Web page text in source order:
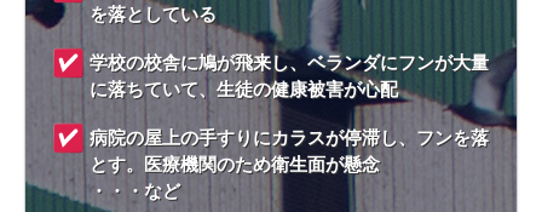
を落としている
学校の校舎に鳩が飛来し、ベランダにフンが大量
に落ちていて、生徒の健康被害が心配
病院の屋上の手すりにカラスが停滞し、フンを落
とす。医療機関のため衛生面が懸念
・・・など